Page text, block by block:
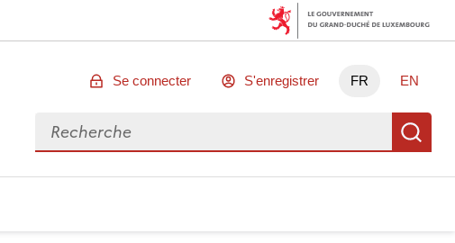
Se connecter S'enregistrer FR EN
Rechercher des données